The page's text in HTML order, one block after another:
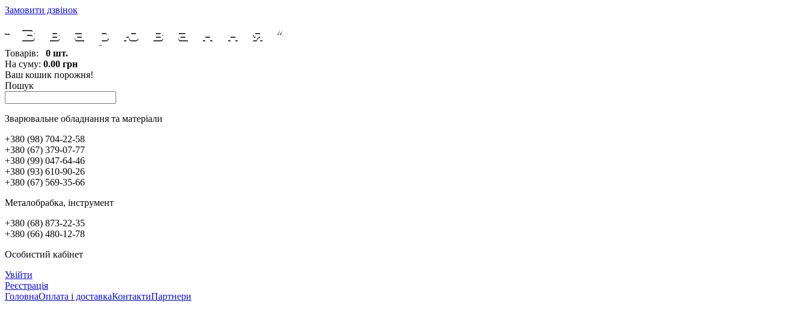
Замовити дзвінок
Товарів: 0 шт.
На суму: 0.00 грн
Ваш кошик порожня!
Пошук
Зварювальне обладнання та матеріали
+380 (98) 704-22-58
+380 (67) 379-07-77
+380 (99) 047-64-46
+380 (93) 610-90-26
+380 (67) 569-35-66
Металобрабка, інcтрумент
+380 (68) 873-22-35
+380 (66) 480-12-78
Особистий кабінет
Увійти
Реєстрація
ГоловнаОплата і доставкаКонтактиПартнери